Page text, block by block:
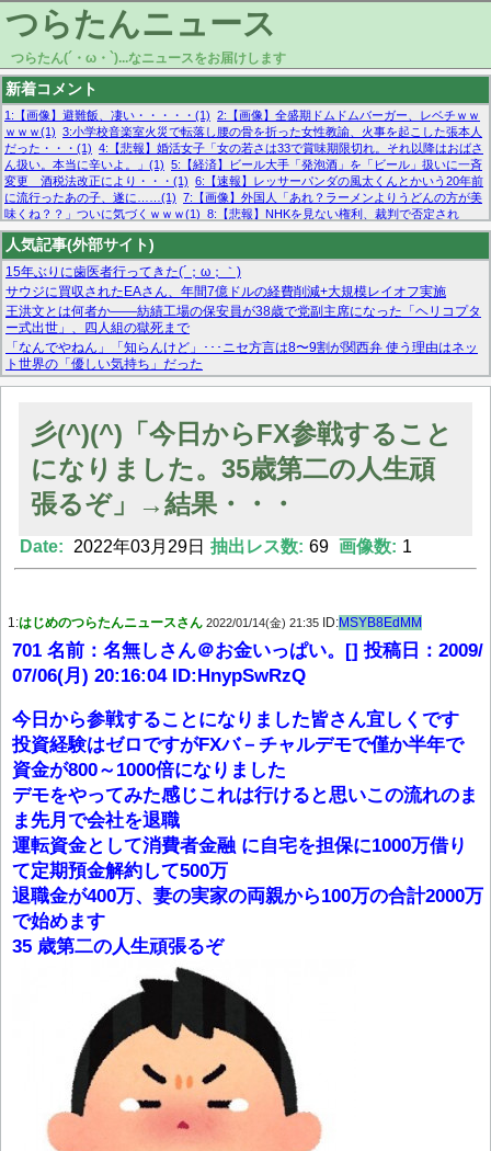
つらたんニュース
つらたん(´・ω・`)...なニュースをお届けします
新着コメント
1:【画像】避難飯、凄い・・・・・(1) 2:【画像】全盛期ドムドムバーガー、レベチｗｗ
ｗｗｗ(1) 3:小学校音楽室火災で転落し腰の骨を折った女性教諭、火事を起こした張本人
だった・・・(1) 4:【悲報】婚活女子「女の若さは33で賞味期限切れ。それ以降はおばさ
ん扱い。本当に辛いよ。」(1) 5:【経済】ビール大手「発泡酒」を「ビール」扱いに一斉
変更 酒税法改正により・・・(1) 6:【速報】レッサーパンダの風太くんとかいう20年前
に流行ったあの子、遂に……(1) 7:【画像】外国人「あれ？ラーメンよりうどんの方が美
味くね？？」ついに気づくｗｗｗ(1) 8:【悲報】NHKを見ない権利、裁判で否定され
る・・・(1) 9:欧州委員長「原発縮小は間違いでした」(1) 10:【悲報】日本企業の人手不
足、限界突破 52%「正社員も足りてません…」(1)
人気記事(外部サイト)
15年ぶりに歯医者行ってきた(´；ω；｀)
サウジに買収されたEAさん、年間7億ドルの経費削減+大規模レイオフ実施
王洪文とは何者か——紡績工場の保安員が38歳で党副主席になった「ヘリコプタ
ー式出世」、四人組の獄死まで
「なんでやねん」「知らんけど」･･･ニセ方言は8〜9割が関西弁 使う理由はネッ
ト世界の「優しい気持ち」だった
マーベル帝国、まさかの反省！？『サンダーボルツ』の高評価は本物か？ディズ
【モー娘。石田亜佑美】ファーストテイク出演も新規獲得ならず？北川莉央が1
【画像あり】FacebookとかTwitterで拾ったエロ画像貼ってくよ
彡(^)(^)「今日からFX参戦すること
になりました。35歳第二の人生頑
張るぞ」→結果・・・
Date: 2022年03月29日 抽出レス数: 69 画像数: 1
1:はじめのつらたんニュースさん 2022/01/14(金) 21:35 ID:MSYB8EdMM
701 名前：名無しさん＠お金いっぱい。[] 投稿日：2009/
07/06(月) 20:16:04 ID:HnypSwRzQ
今日から参戦することになりました皆さん宜しくです
投資経験はゼロですがFXバ－チャルデモで僅か半年で
資金が800～1000倍になりました
デモをやってみた感じこれは行けると思いこの流れのま
ま先月で会社を退職
運転資金として消費者金融 に自宅を担保に1000万借り
て定期預金解約して500万
退職金が400万、妻の実家の両親から100万の合計2000万
で始めます
35 歳第二の人生頑張るぞ